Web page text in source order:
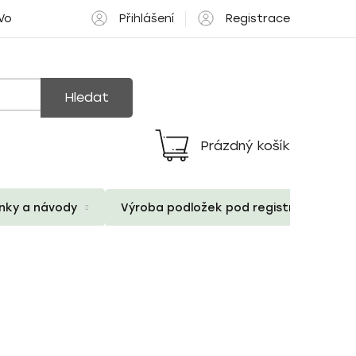
pozice Přihlášení Registrace
Hledat
Nákupní
košík
Prázdný košík
a návody Výroba podložek pod registrační